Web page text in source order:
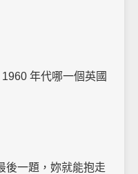
年代哪一個英國
後一題，妳就能抱走